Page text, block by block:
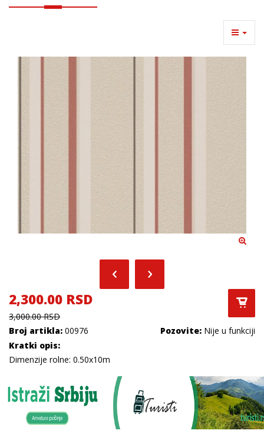
2,300.00 RSD
3,000.00 RSD
Broj artikla: 00976 Pozovite: Nije u funkciji
Kratki opis:
Dimenzije rolne: 0.50x10m